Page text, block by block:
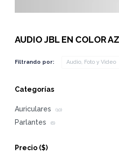
AUDIO JBL EN COLOR
Filtrando por: Audio, Foto y Video
Categorías
Auriculares (10)
Parlantes (6)
Precio ($)